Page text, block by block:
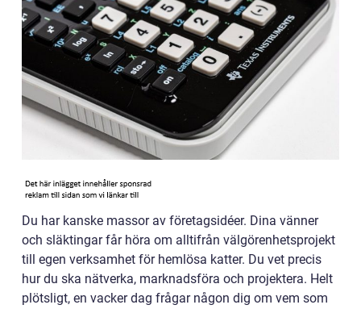
Du har kanske massor av företagsidéer. Dina vänner
och släktingar får höra om alltifrån välgörenhetsprojekt
till egen verksamhet för hemlösa katter. Du vet precis
hur du ska nätverka, marknadsföra och projektera. Helt
plötsligt, en vacker dag frågar någon dig om vem som